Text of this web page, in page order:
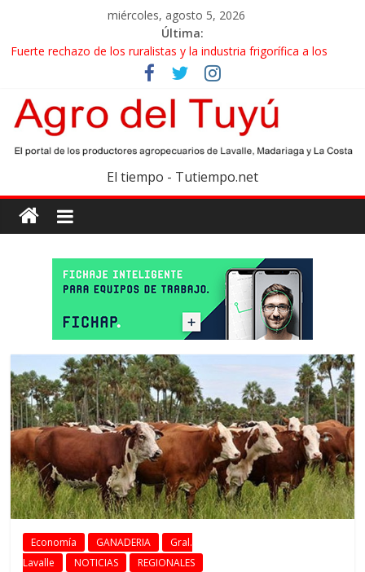
miércoles, agosto 5, 2026
Última:
Fuerte rechazo de los ruralistas y la industria frigorífica a los
cambios que impulsa el Gobierno en el IPCVA
El gobierno bonaerense realizará un censo para actualizar el
mapa de la producción hortiflorícola
Las exportaciones agroindustriales anotaron un récord histórico
en el primer semestre
Maíz: estiman una cosecha récord de 71,5 millones de toneladas
Las exportaciones de carne vacuna crecieron más de 40% en el
primer semestre
El tiempo - Tutiempo.net
Economía GANADERIA
Gral.
Lavalle
NOTICIAS REGIONALES